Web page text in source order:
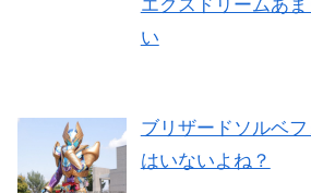
エクスドリームあ
い
ブリザードソルベ
はいないよね？